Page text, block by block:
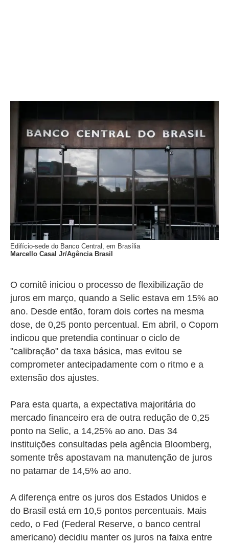
Edifício-sede do Banco Central, em Brasília
Marcello Casal Jr/Agência Brasil
O comitê iniciou o processo de flexibilização de
juros em março, quando a Selic estava em 15% ao
ano. Desde então, foram dois cortes na mesma
dose, de 0,25 ponto percentual. Em abril, o Copom
indicou que pretendia continuar o ciclo de
"calibração" da taxa básica, mas evitou se
comprometer antecipadamente com o ritmo e a
extensão dos ajustes.
Para esta quarta, a expectativa majoritária do
mercado financeiro era de outra redução de 0,25
ponto na Selic, a 14,25% ao ano. Das 34
instituições consultadas pela agência Bloomberg,
somente três apostavam na manutenção de juros
no patamar de 14,5% ao ano.
A diferença entre os juros dos Estados Unidos e
do Brasil está em 10,5 pontos percentuais. Mais
cedo, o Fed (Federal Reserve, o banco central
americano) decidiu manter os juros na faixa entre